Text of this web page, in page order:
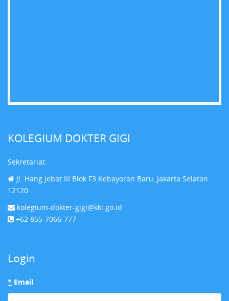
KOLEGIUM DOKTER GIGI
Sekretariat:
Jl. Hang Jebat III Blok F3 Kebayoran Baru, Jakarta Selatan
12120
kolegium-dokter-gigi@kki.go.id
+62 855-7066-777
Login
* Email